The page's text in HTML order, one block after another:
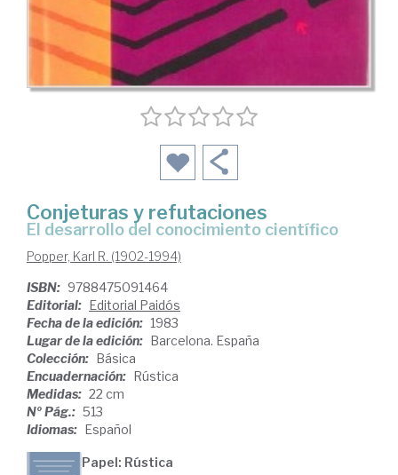
Conjeturas y refutaciones
el desarrollo del conocimiento científico
Popper, Karl R. (1902-1994)
ISBN: 9788475091464
Editorial: Editorial Paidós
Fecha de la edición: 1983
Lugar de la edición: Barcelona. España
Colección: Básica
Encuadernación: Rústica
Medidas: 22 cm
Nº Pág.: 513
Idiomas: Español
Papel: Rústica